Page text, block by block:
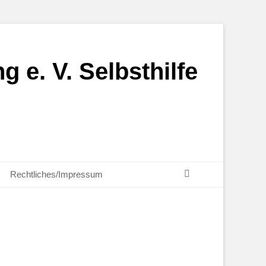
e. V. Selbsthilfe
Rechtliches/Impressum